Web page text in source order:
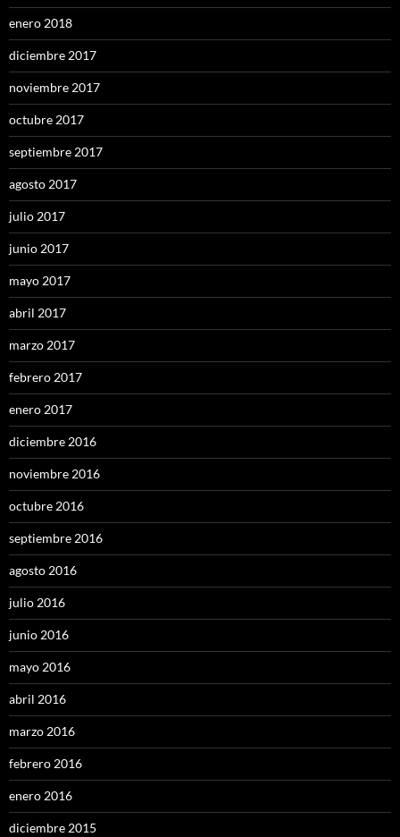
enero 2018
diciembre 2017
noviembre 2017
octubre 2017
septiembre 2017
agosto 2017
julio 2017
junio 2017
mayo 2017
abril 2017
marzo 2017
febrero 2017
enero 2017
diciembre 2016
noviembre 2016
octubre 2016
septiembre 2016
agosto 2016
julio 2016
junio 2016
mayo 2016
abril 2016
marzo 2016
febrero 2016
enero 2016
diciembre 2015